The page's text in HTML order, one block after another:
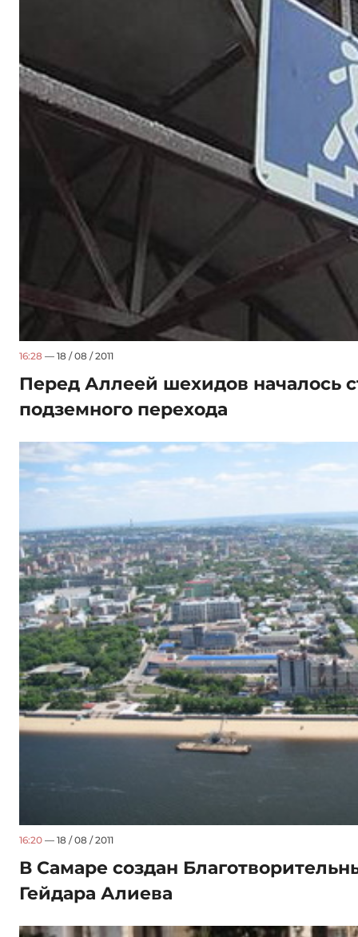
16:28 — 18 / 08 / 2011
Перед Аллеей шехидов началось
подземного перехода
16:20 — 18 / 08 / 2011
В Самаре создан
Гейдара Алиева